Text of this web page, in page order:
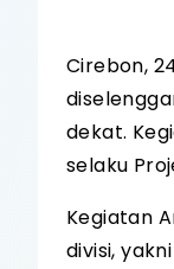
Cirebon,
dekat.
selaku
Kegiatan
divisi,